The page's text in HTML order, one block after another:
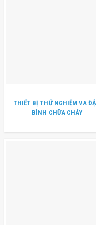
THIẾT BỊ THỬ NGHIỆM VA
BÌNH CHỮA CHÁY